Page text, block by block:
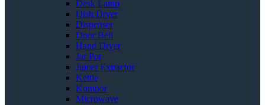
Desk Lamp
Dish Dryer
Dispenser
Door Bell
Hand Dryer
Jar Pot
Juicer Extractor
Kettle
Kompor
Microwave